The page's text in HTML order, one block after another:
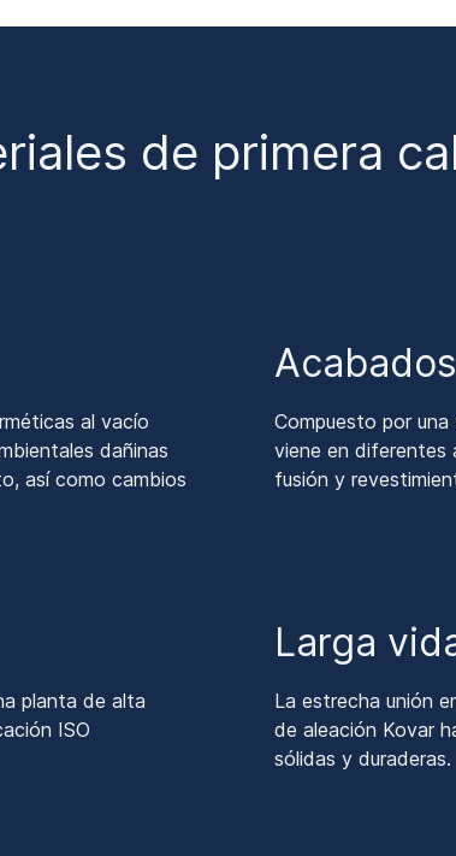
de primera
al vacío
dañinas
así como cambios
Compuesto por
viene en diferentes
fusión y
planta de alta
ISO
Larga
La estrecha unión
de aleación Kovar
sólidas y duraderas.